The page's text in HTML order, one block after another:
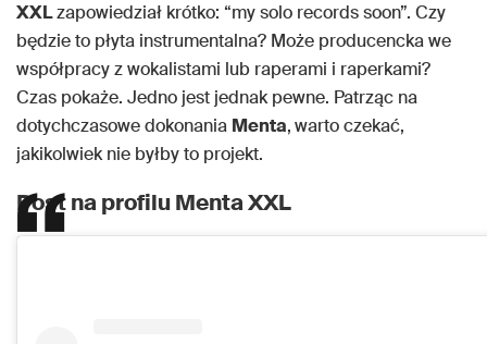
XXLzapowiedział krótko: “my solo records soon”. Czy
będzie to płyta instrumentalna? Może producencka we
współpracy z wokalistami lub raperami i raperkami?
Czas pokaże. Jedno jest jednak pewne. Patrząc na
dotychczasowe dokonania Menta,warto czekać,
jakikolwiek nie byłby to projekt.
Post na profilu Menta XXL